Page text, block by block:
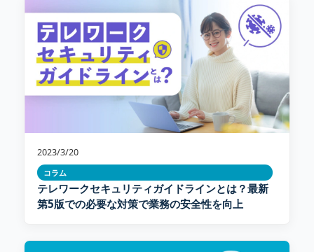
2023/3/20
コラム
テレワークセキュリティガイドラインとは？最新
第5版での必要な対策で業務の安全性を向上